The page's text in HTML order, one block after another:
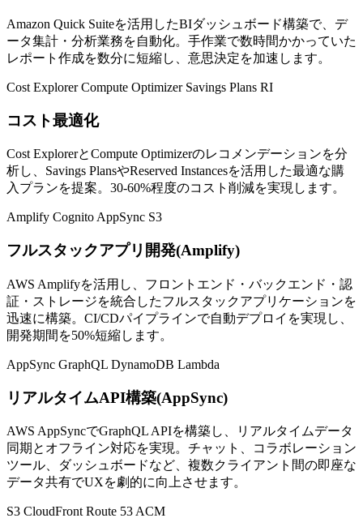
Amazon Quick Suiteを活用したBIダッシュボード構築で、デ
ータ集計・分析業務を自動化。手作業で数時間かかっていた
レポート作成を数分に短縮し、意思決定を加速します。
Cost Explorer Compute Optimizer Savings Plans RI
コスト最適化
Cost ExplorerとCompute Optimizerのレコメンデーションを分
析し、Savings PlansやReserved Instancesを活用した最適な購
入プランを提案。30-60%程度のコスト削減を実現します。
Amplify Cognito AppSync S3
フルスタックアプリ開発(Amplify)
AWS Amplifyを活用し、フロントエンド・バックエンド・認
証・ストレージを統合したフルスタックアプリケーションを
迅速に構築。CI/CDパイプラインで自動デプロイを実現し、
開発期間を50%短縮します。
AppSync GraphQL DynamoDB Lambda
リアルタイムAPI構築(AppSync)
AWS AppSyncでGraphQL APIを構築し、リアルタイムデータ
同期とオフライン対応を実現。チャット、コラボレーション
ツール、ダッシュボードなど、複数クライアント間の即座な
データ共有でUXを劇的に向上させます。
S3 CloudFront Route 53 ACM